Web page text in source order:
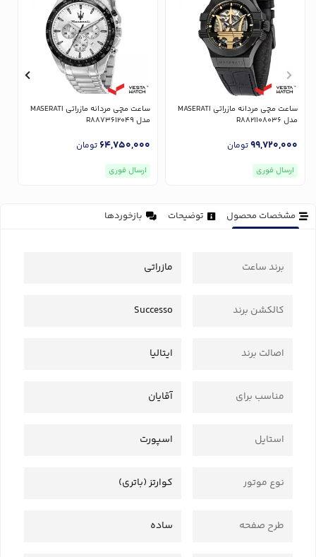
ساعت مچی مردانه مازراتی MASERATI
مدل R8821108036
99,720,000تومان
ارسال فوری
ساعت مچی مردانه مازراتی MASERATI
مدل R8873612049
64,750,000 تومان
ارسال فوری
مشخصات محصول توضیحات بازخوردها
برند ساعت مازراتی
کالکشن برند Successo
اصالت برند ایتالیا
مناسب برای آقایان
استایل اسپورت
نوع موتور کوارتز (باتری)
طرح صفحه ساده